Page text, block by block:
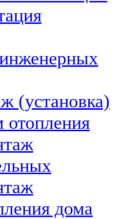
(установка)
отопления
дома